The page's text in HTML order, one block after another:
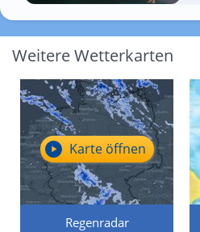
Weitere Wetterkarten
Regenradar
Karte öffnen